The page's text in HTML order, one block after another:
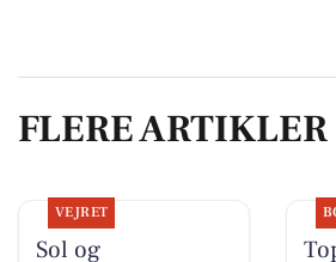
FLERE ARTIKLER
VEJRET
Sol og